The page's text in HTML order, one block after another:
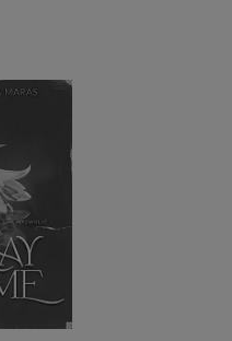
(Link
strony)